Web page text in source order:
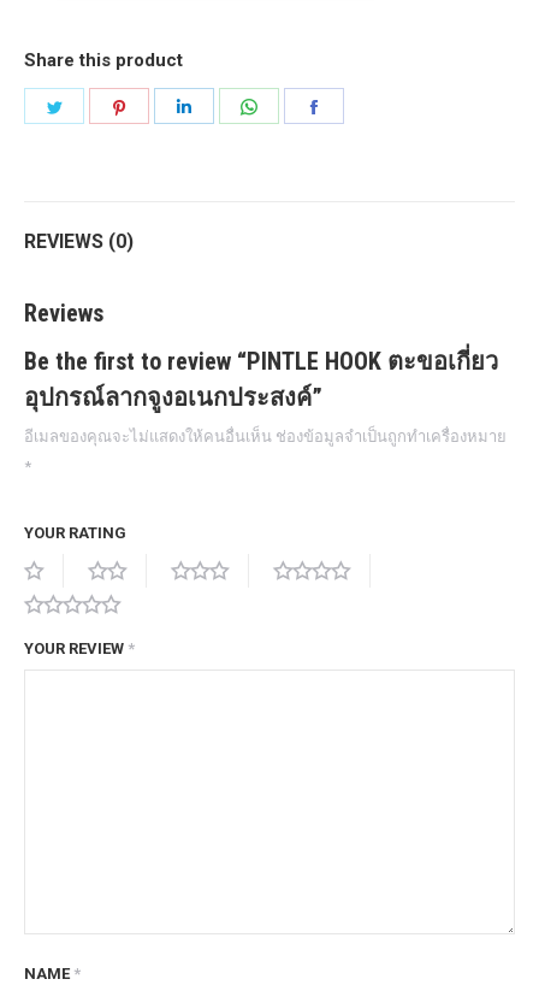
อเนกประสงค์
Share this product
REVIEWS (0)
Reviews
Be the first to review “PINTLE HOOK ตะขอเกี่ยว
อุปกรณ์ลากจูงอเนกประสงค์”
อีเมลของคุณจะไม่แสดงให้คนอื่นเห็น ช่องข้อมูลจำเป็นถูกทำเครื่องหมาย
*
YOUR RATING
YOUR REVIEW *
NAME *